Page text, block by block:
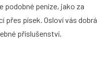
peníze, jako za
přes písek. Osloví vás dobrá
příslušenství.